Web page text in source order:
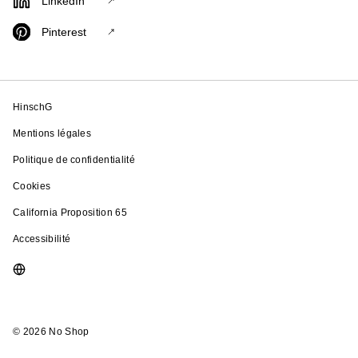
Pinterest
HinschG
Mentions légales
Politique de confidentialité
Cookies
California Proposition 65
Accessibilité
© 2026 No Shop